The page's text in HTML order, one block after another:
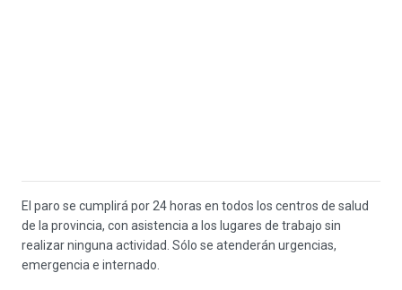
El paro se cumplirá por 24 horas en todos los centros de salud
de la provincia, con asistencia a los lugares de trabajo sin
realizar ninguna actividad. Sólo se atenderán urgencias,
emergencia e internado.